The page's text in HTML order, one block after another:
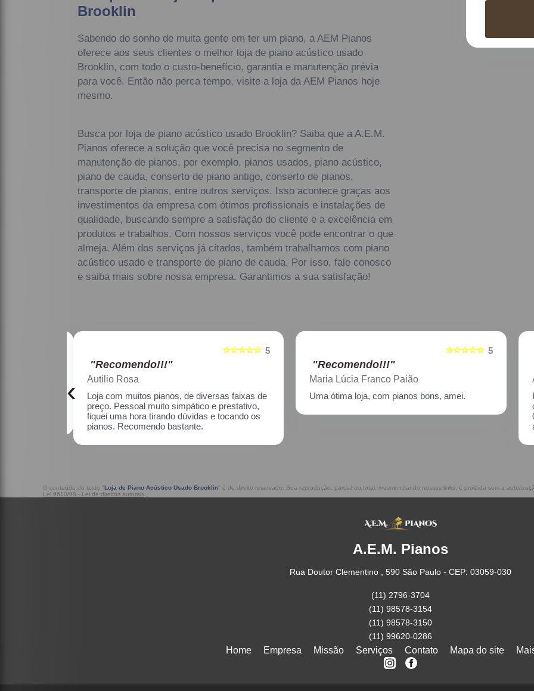
Brooklin
Sabendo do sonho de muita gente em ter um piano, a AEM Pianos
oferece aos seus clientes o melhor loja de piano acústico usado
Brooklin, com todo o custo-benefício, garantia e manutenção prévia
para você. Então não perca tempo, visite a loja da AEM Pianos hoje
mesmo.
Busca por loja de piano acústico usado Brooklin? Saiba que a A.E.M.
Pianos oferece a solução que você precisa no segmento de
manutenção de pianos, por exemplo, pianos usados, piano acústico,
piano de cauda, conserto de piano antigo, conserto de pianos,
transporte de pianos, entre outros serviços. Isso acontece graças aos
investimentos da empresa com ótimos profissionais e instalações de
qualidade, buscando sempre a satisfação do cliente e a excelência em
produtos e trabalhos. Com nossos serviços você pode encontrar o que
almeja. Além dos serviços já citados, também trabalhamos com piano
acústico usado e transporte de piano de cauda. Por isso, fale conosco
e saiba mais sobre nossa empresa. Garantimos a sua satisfação!
5
☆☆☆☆☆
"Recomendo!!!"
Maria Lúcia Franco Paião
Uma ótima loja, com pianos bons, amei.
5
☆☆☆☆☆
"Recomendo!!!"
Aline Nagata
Excelente atendimento!! Enviei um piano para
02/2021, incluindo o transporte. Muito
‹
O conteúdo do texto "Loja de Piano Acústico Usado Brooklin" é de direito reservado. Sua reprodução, parcial ou total, mesmo citando nossos links, é proibida sem a
Lei 9610/98 - Lei de direitos autorais
A.E.M. Pianos
Rua Doutor Clementino , 590 São Paulo - CEP: 03059-030
(11) 2796-3704
(11) 98578-3154
(11) 98578-3150
(11) 99620-0286
Home Empresa Missão Serviços Contato Mapa do site